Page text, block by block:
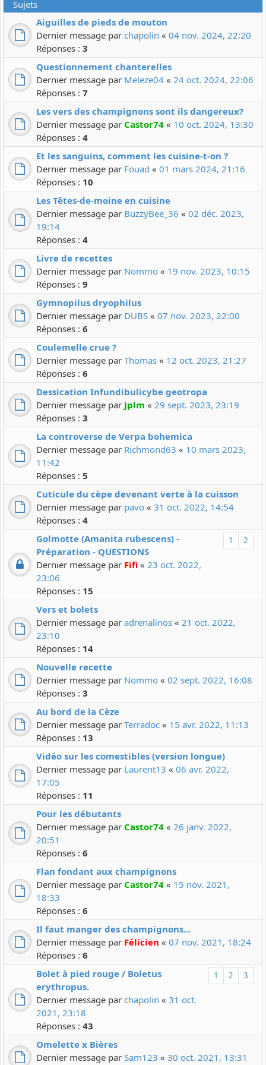
Sujets
Aiguilles de pieds de mouton
Dernier message par chapolin « 04 nov. 2024, 22:20
Réponses : 3
Questionnement chanterelles
Dernier message par Meleze04 « 24 oct. 2024, 22:06
Réponses : 7
Les vers des champignons sont ils dangereux?
Dernier message par Castor74 « 10 oct. 2024, 13:30
Réponses : 4
Et les sanguins, comment les cuisine-t-on ?
Dernier message par Fouad « 01 mars 2024, 21:16
Réponses : 10
Les Têtes-de-moine en cuisine
Dernier message par BuzzyBee_36 « 02 déc. 2023,
19:14
Réponses : 4
Livre de recettes
Dernier message par Nommo « 19 nov. 2023, 10:15
Réponses : 9
Gymnopilus dryophilus
Dernier message par DUBS « 07 nov. 2023, 22:00
Réponses : 6
Coulemelle crue ?
Dernier message par Thomas « 12 oct. 2023, 21:27
Réponses : 6
Dessication Infundibulicybe geotropa
Dernier message par Jplm « 29 sept. 2023, 23:19
Réponses : 3
La controverse de Verpa bohemica
Dernier message par Richmond63 « 10 mars 2023,
11:42
Réponses : 5
Cuticule du cèpe devenant verte à la cuisson
Dernier message par pavo « 31 oct. 2022, 14:54
Réponses : 4
1 2
Golmotte (Amanita rubescens) -
Préparation - QUESTIONS
Dernier message par Fifi « 23 oct. 2022,
23:06
Réponses : 15
Vers et bolets
Dernier message par adrenalinos « 21 oct. 2022,
23:10
Réponses : 14
Nouvelle recette
Dernier message par Nommo « 02 sept. 2022, 16:08
Réponses : 3
Au bord de la Cèze
Dernier message par Terradoc « 15 avr. 2022, 11:13
Réponses : 13
Vidéo sur les comestibles (version longue)
Dernier message par Laurent13 « 06 avr. 2022,
17:05
Réponses : 11
Pour les débutants
Dernier message par Castor74 « 26 janv. 2022,
20:51
Réponses : 6
Flan fondant aux champignons
Dernier message par Castor74 « 15 nov. 2021,
18:33
Réponses : 6
Il faut manger des champignons...
Dernier message par Félicien « 07 nov. 2021, 18:24
Réponses : 6
1 2 3
Bolet à pied rouge / Boletus
erythropus.
Dernier message par chapolin « 31 oct.
2021, 23:18
Réponses : 43
Omelette x Bières
Dernier message par Sam123 « 30 oct. 2021, 13:31